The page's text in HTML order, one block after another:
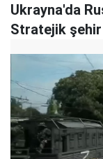
Ukrayna'da
Stratejik